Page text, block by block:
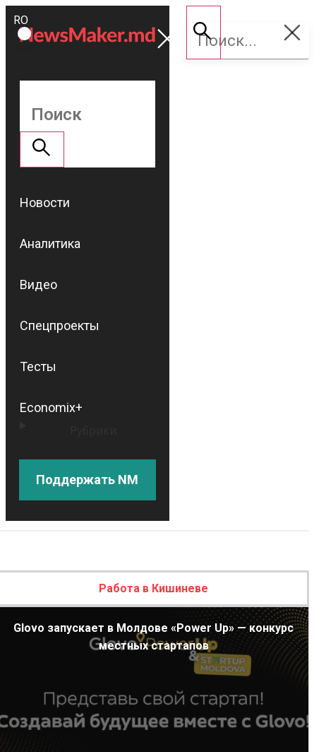
ROMÂNĂ
RU
Поддержать
NM
Новости
Аналитика
Видео
Спецпроекты
Тесты
Economix+
Поддержать NM
Работа в Кишиневе
Glovo запускает в Молдове «Power Up» — конкурс
местных стартапов